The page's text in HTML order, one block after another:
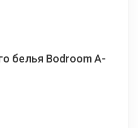
белья Bodroom A-